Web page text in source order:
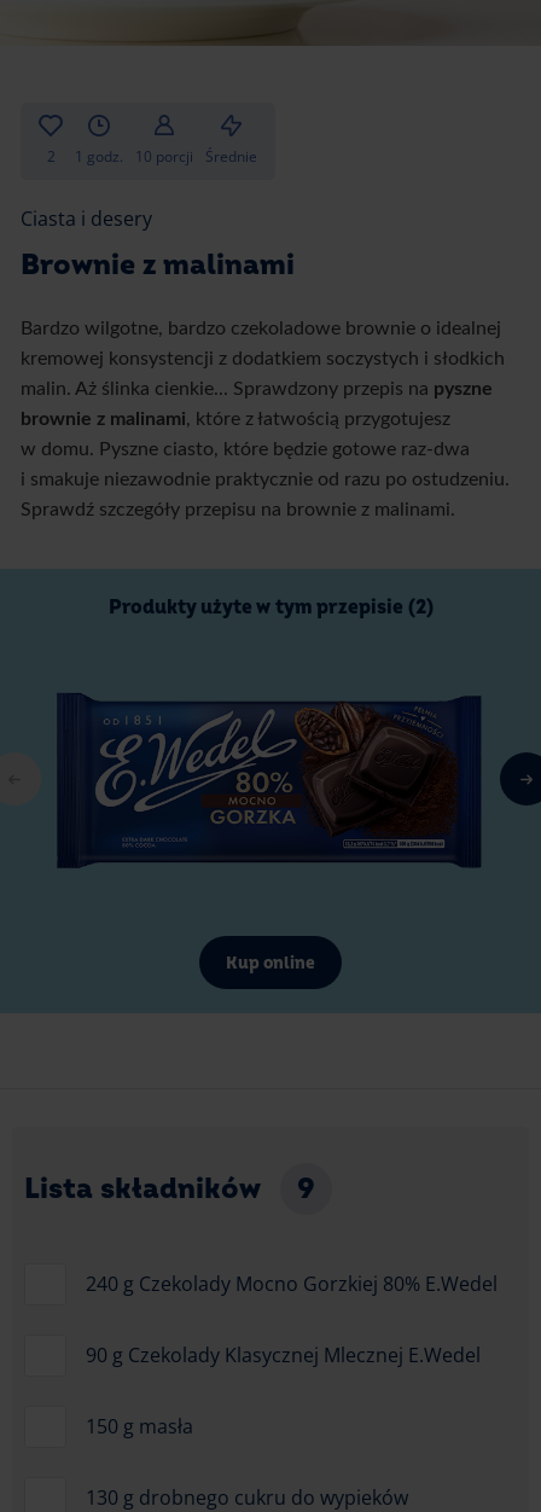
Inne
Ciasta i desery
Napoje i koktajle
Desery i przekąski
2 1 godz. 10 porcji Średnie
Ciasta i desery
Brownie z malinami
Bardzo wilgotne, bardzo czekoladowe brownie o idealnej
kremowej konsystencji z dodatkiem soczystych i słodkich
malin. Aż ślinka cienkie... Sprawdzony przepis na pyszne
brownie z malinami, które z łatwością przygotujesz
w domu. Pyszne ciasto, które będzie gotowe raz-dwa
i smakuje niezawodnie praktycznie od razu po ostudzeniu.
Sprawdź szczegóły przepisu na brownie z malinami.
Produkty użyte w tym przepisie (2)
Kup online
Lista składników 9
240 g Czekolady Mocno Gorzkiej 80% E.Wedel
90 g Czekolady Klasycznej Mlecznej E.Wedel
150 g masła
130 g drobnego cukru do wypieków